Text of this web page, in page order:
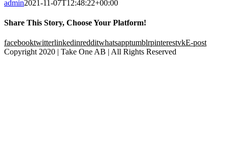
admin2021-11-07T12:48:22+00:00
Share This Story, Choose Your Platform!
facebooktwitterlinkedinredditwhatsapptumblrpinterestvkE-post
Copyright 2020 | Take One AB | All Rights Reserved